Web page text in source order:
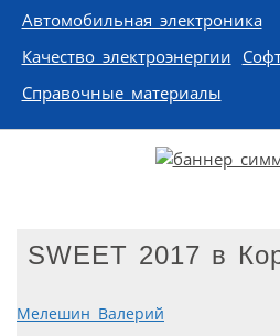
Автомобильная электроника
Качество электроэнергии
Справочные материалы
SWEET 2017 в
Мелешин Валерий